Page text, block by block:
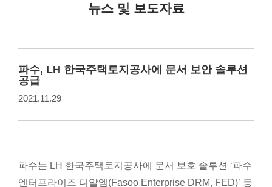
뉴스 및 보도자료
파수, LH 한국주택토지공사에 문서 보안 솔루션
공급
2021.11.29
파수는 LH 한국주택토지공사에 문서 보호 솔루션 ‘파수
엔터프라이즈 디알엠(Fasoo Enterprise DRM, FED)’ 등